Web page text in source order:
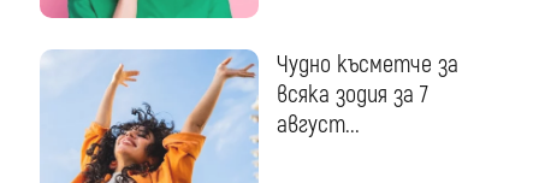
Чудно късметче за
всяка зодия за 7
август...